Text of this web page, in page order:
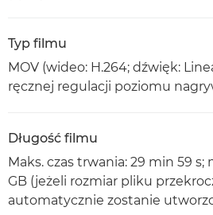
Typ filmu
MOV (wideo: H.264; dźwięk:
ręcznej regulacji poziomu
Długość filmu
Maks. czas trwania: 29 min 59
GB (jeżeli rozmiar pliku
automatycznie zostanie